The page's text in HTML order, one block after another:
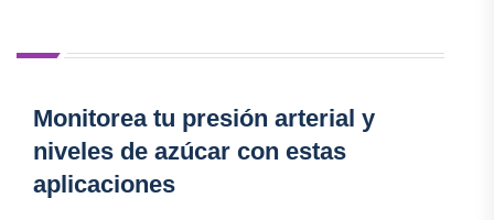
Monitorea tu presión arterial y
niveles de azúcar con estas
aplicaciones